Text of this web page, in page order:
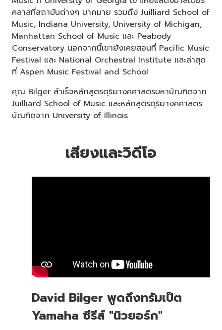
คลาสที่สถาบันต่างๆ มากมาย รวมถึง Juilliard School of
Music, Indiana University, University of Michigan,
Manhattan School of Music และ Peabody
Conservatory นอกจากนี้เขายังเคยสอนที่ Pacific Music
Festival และ National Orchestral Institute และล่าสุด
ที่ Aspen Music Festival and School
คุณ Bilger สำเร็จหลักสูตรดุริยางคศาสตรมหาบัณฑิตจาก
Juilliard School of Music และหลักสูตรดุริยางคศาสตร
บัณฑิตจาก University of Illinois
เสียงและวิดีโอ
David Bilger พูดถึงทรัมเป็ต
Yamaha ซีรีส์ "นิวยอร์ก"